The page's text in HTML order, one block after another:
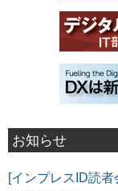
お知らせ
[インプレスID読